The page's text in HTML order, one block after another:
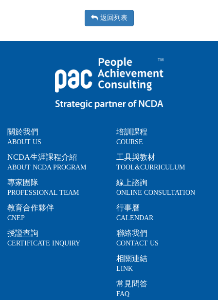
返回列表
關於我們
ABOUT US
NCDA生涯課程介紹
ABOUT NCDA PROGRAM
專家團隊
PROFESSIONAL TEAM
教育合作夥伴
CNEP
授證查詢
CERTIFICATE INQUIRY
培訓課程
COURSE
工具與教材
TOOL&CURRICULUM
線上諮詢
ONLINE CONSULTATION
行事曆
CALENDAR
聯絡我們
CONTACT US
相關連結
LINK
常見問答
FAQ